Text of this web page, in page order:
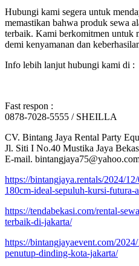
Hubungi kami segera untuk
memastikan bahwa produk sewa
terbaik. Kami berkomitmen untuk
demi kenyamanan dan
Info lebih lanjut hubungi kami di :
Fast respon :
0878-7028-5555 / SHEILLA
CV. Bintang Jaya Rental Party
Jl. Siti I No.40 Mustika Jaya
E-mail.
https://bintangjaya.rentals/2024/
180cm-ideal-sepuluh-kursi-futura-
https://tendabekasi.com/rental-
terbaik-di-jakarta/
https://bintangjayaevent.com/
penutup-dinding-kota-jakarta/